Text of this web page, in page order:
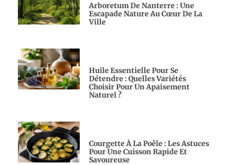
Arboretum De Nanterre : Une
Escapade Nature Au Cœur De La
Ville
Huile Essentielle Pour Se
Détendre : Quelles Variétés
Choisir Pour Un Apaisement
Naturel ?
Courgette À La Poêle : Les Astuces
Pour Une Cuisson Rapide Et
Savoureuse